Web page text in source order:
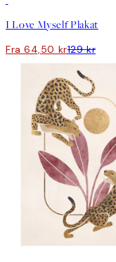
I Love Myself Plakat
Fra 64,50 kr129 kr